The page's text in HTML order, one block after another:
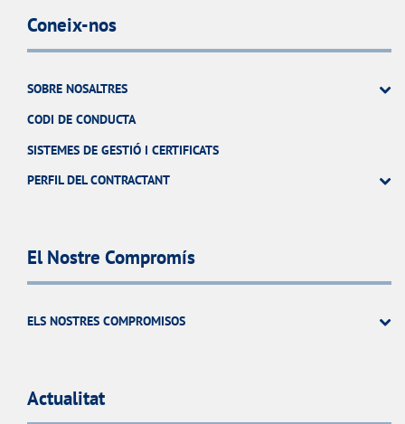
Coneix-nos
SOBRE NOSALTRES
CODI DE CONDUCTA
SISTEMES DE GESTIÓ I CERTIFICATS
PERFIL DEL CONTRACTANT
El Nostre Compromís
ELS NOSTRES COMPROMISOS
Actualitat